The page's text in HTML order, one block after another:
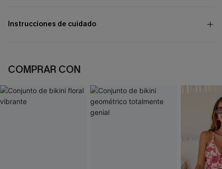
Instrucciones de cuidado
COMPRAR CON